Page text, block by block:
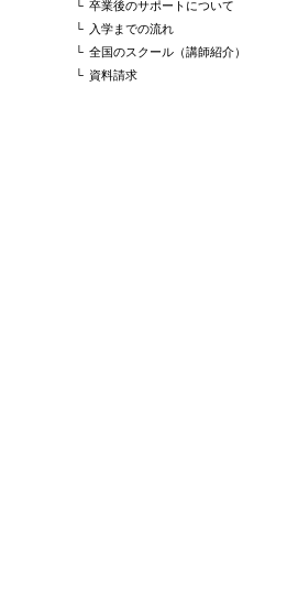
└ 卒業後のサポートについて
└ 入学までの流れ
└ 全国のスクール（講師紹介）
└ 資料請求